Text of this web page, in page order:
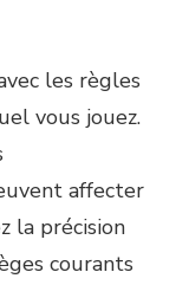
les règles
vous jouez.
affecter
la précision
courants